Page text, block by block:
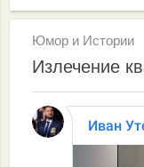
Юмор и Истории
Излечение